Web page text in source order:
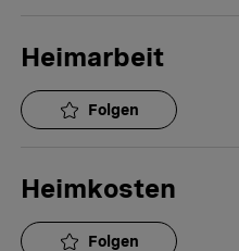
Heimarbeit
Folgen
Heimkosten
Folgen